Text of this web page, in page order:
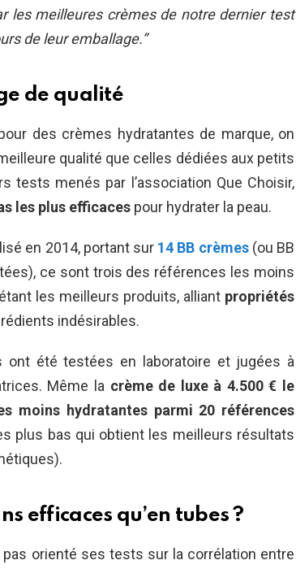
les meilleures crèmes de notre dernier test
de leur emballage.”
de qualité
des crèmes hydratantes de marque, on
qualité que celles dédiées aux petits
tests menés par l’association Que Choisir,
les plus efficaces pour hydrater la peau.
en 2014, portant sur 14 BB crèmes(ou BB
ce sont trois des références les moins
les meilleurs produits, alliant propriétés
indésirables.
ont été testées en laboratoire et jugées à
Même la crème de luxe à 4.500 € le
moins hydratantes parmi 20 références
plus bas qui obtient les meilleurs résultats
efficaces qu’en tubes ?
pas orienté ses tests sur la corrélation entre